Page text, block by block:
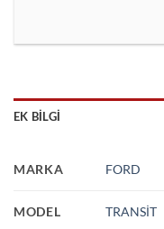
EK BILGI
MARKA FORD
MODEL TRANSİT